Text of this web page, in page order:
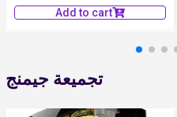
Add to cart
تجميعة جيمنج